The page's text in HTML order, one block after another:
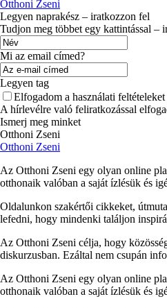
Otthoni Zseni
Legyen naprakész – iratkozzon fel
Tudjon meg többet egy kattintással –
Mi az email címed?
Legyen tag
Elfogadom a használati
A hírlevélre való feliratkozással
Ismerj meg minket
Otthoni Zseni
Otthoni Zseni
Az Otthoni Zseni egy olyan online
otthonaik valóban a saját ízlésük és
Oldalunkon szakértői cikkeket,
lefedni, hogy mindenki találjon
Az Otthoni Zseni célja, hogy
diskurzusban. Ezáltal nem csupán
Az Otthoni Zseni egy olyan online
otthonaik valóban a saját ízlésük és